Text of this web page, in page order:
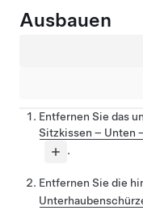
Ausbauen
Entfernen Sie das
Sitzkissen – Unten
.
Entfernen Sie die